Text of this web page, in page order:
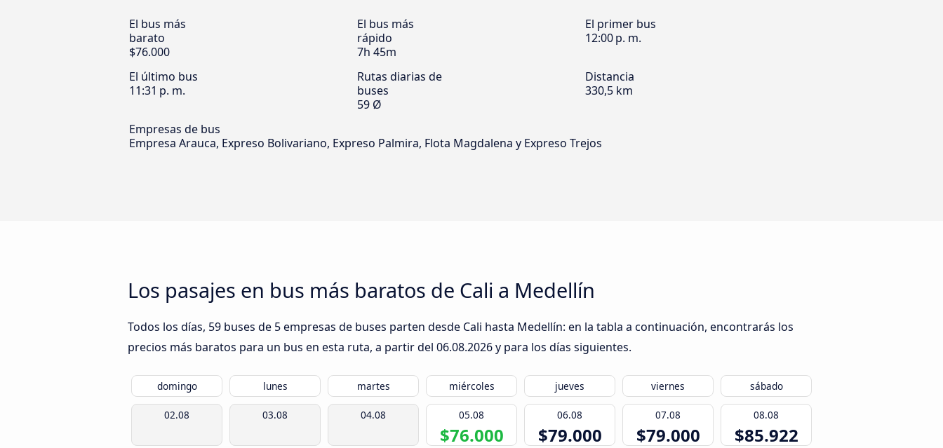
El bus más
barato
$76.000
El bus más
rápido
7h 45m
El primer bus
12:00 p. m.
El último bus
11:31 p. m.
Rutas diarias de
buses
59 Ø
Distancia
330,5 km
Empresas de bus
Empresa Arauca, Expreso Bolivariano, Expreso Palmira, Flota Magdalena y Expreso Trejos
Los pasajes en bus más baratos de Cali a Medellín
Todos los días, 59 buses de 5 empresas de buses parten desde Cali hasta Medellín: en la tabla a continuación, encontrarás los
precios más baratos para un bus en esta ruta, a partir del 06.08.2026y para los días siguientes.
domingo lunes martes miércoles jueves viernes sábado
02.08 03.08 04.08 05.08
$76.000
06.08
$79.000
07.08
$79.000
08.08
$85.922